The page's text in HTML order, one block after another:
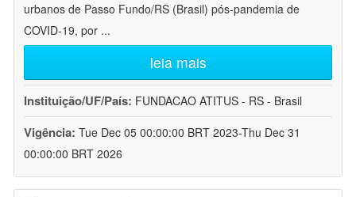
urbanos de Passo Fundo/RS (Brasil) pós-pandemia de
COVID-19, por ...
leia mais
Instituição/UF/País: FUNDACAO ATITUS - RS - Brasil
Vigência: Tue Dec 05 00:00:00 BRT 2023-Thu Dec 31
00:00:00 BRT 2026